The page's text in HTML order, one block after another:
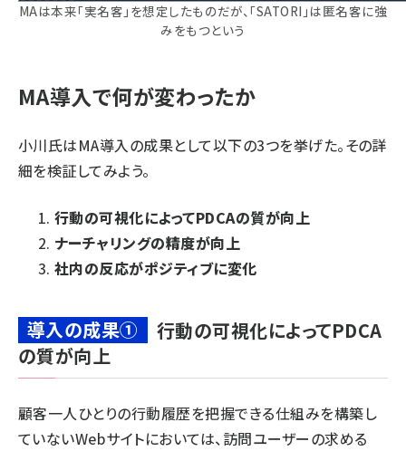
MAは本来「実名客」を想定したものだが、「SATORI」は匿名客に強
みをもつという
MA導入で何が変わったか
小川氏はMA導入の成果として以下の3つを挙げた。その詳
細を検証してみよう。
行動の可視化によってPDCAの質が向上
ナーチャリングの精度が向上
社内の反応がポジティブに変化
導入の成果①
行動の可視化によってPDCA
の質が向上
顧客一人ひとりの行動履歴を把握できる仕組みを構築し
ていないWebサイトにおいては、訪問ユーザーの求める